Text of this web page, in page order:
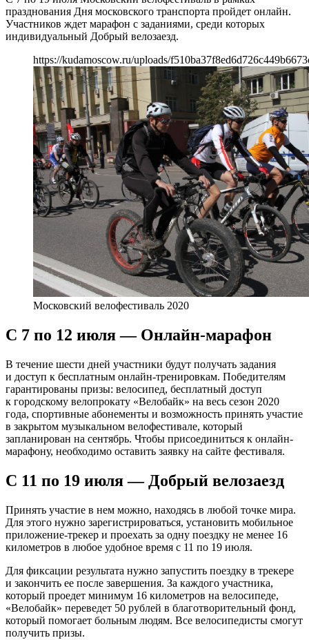
празднования Дня московского транспорта пройдет онлайн.
Участников ждет марафон с заданиями, среди которых
индивидуальный Добрый велозаезд.
https://kudamoscow.ru/uploads/
Московский велофестиваль 2020
С 7 по 12 июля — Онлайн-марафон
В течение шести дней участники будут получать задания
и доступ к бесплатным онлайн-тренировкам. Победителям
гарантированы призы: велосипед, бесплатный доступ
к городскому велопрокату «Велобайк» на весь сезон 2020
года, спортивные абонементы и возможность принять участие
в закрытом музыкальном велофестивале, который
запланирован на сентябрь. Чтобы присоединиться к онлайн-
марафону, необходимо оставить заявку на сайте фестиваля.
С 11 по 19 июля — Добрый велозаезд
Принять участие в нем можно, находясь в любой точке мира.
Для этого нужно зарегистрироваться, установить мобильное
приложение-трекер и проехать за одну поездку не менее 16
километров в любое удобное время с 11 по 19 июля.
Для фиксации результата нужно запустить поездку в трекере
и закончить ее после завершения. За каждого участника,
который проедет минимум 16 километров на велосипеде,
«Велобайк» переведет 50 рублей в благотворительный фонд,
который помогает больным людям. Все велосипедисты смогут
получить призы.